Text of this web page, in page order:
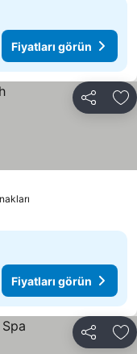
Fiyatları görün
Paylaş
Fiyatları görün
Paylaş